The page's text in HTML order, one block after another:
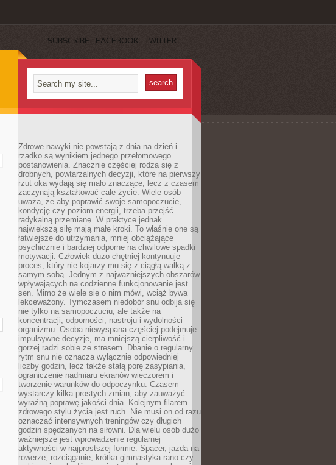
SUBSCRIBE FACEBOOK TWITTER
Zdrowe nawyki nie powstają z dnia na dzień i
rzadko są wynikiem jednego przełomowego
postanowienia. Znacznie częściej rodzą się z
drobnych, powtarzalnych decyzji, które na pierwszy
rzut oka wydają się mało znaczące, lecz z czasem
zaczynają kształtować całe życie. Wiele osób
uważa, że aby poprawić swoje samopoczucie,
kondycję czy poziom energii, trzeba przejść
radykalną przemianę. W praktyce jednak
największą siłę mają małe kroki. To właśnie one są
łatwiejsze do utrzymania, mniej obciążające
psychicznie i bardziej odporne na chwilowe spadki
motywacji. Człowiek dużo chętniej kontynuuje
proces, który nie kojarzy mu się z ciągłą walką z
samym sobą. Jednym z najważniejszych obszarów
wpływających na codzienne funkcjonowanie jest
sen. Mimo że wiele się o nim mówi, wciąż bywa
lekceważony. Tymczasem niedobór snu odbija się
nie tylko na samopoczuciu, ale także na
koncentracji, odporności, nastroju i wydolności
organizmu. Osoba niewyspana częściej podejmuje
impulsywne decyzje, ma mniejszą cierpliwość i
gorzej radzi sobie ze stresem. Dbanie o regularny
rytm snu nie oznacza wyłącznie odpowiedniej
liczby godzin, lecz także stałą porę zasypiania,
ograniczenie nadmiaru ekranów wieczorem i
tworzenie warunków do odpoczynku. Czasem
wystarczy kilka prostych zmian, aby zauważyć
wyraźną poprawę jakości dnia. Kolejnym filarem
zdrowego stylu życia jest ruch. Nie musi on od razu
oznaczać intensywnych treningów czy długich
godzin spędzanych na siłowni. Dla wielu osób dużo
ważniejsze jest wprowadzenie regularnej
aktywności w najprostszej formie. Spacer, jazda na
rowerze, rozciąganie, krótka gimnastyka rano czy